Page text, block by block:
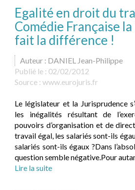
Egalité en droit du
Comédie Française
fait la différence !
Auteur : DANIEL Jean-Philippe
Publié le : 02/02/2012
Source : www.eurojuris.fr
Le législateur et la Jurisprudence
les inégalités résultant de
pouvoirs d’organisation et de
travail égal, les salariés sont-ils
salariés sont-ils égaux ?Dans
question semble négative.Pour
Lire la suite